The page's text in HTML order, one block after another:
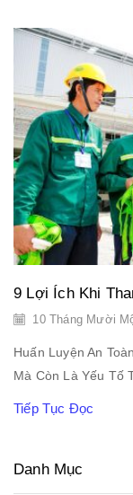
9 Lợi Ích Khi
10 Tháng Mười
Huấn Luyện An
Mà Còn Là Yếu Tố
Tiếp Tục Đọc
Danh Mục